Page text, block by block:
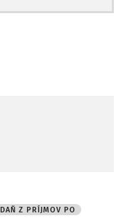
DAŇ Z PRÍJMOV PO